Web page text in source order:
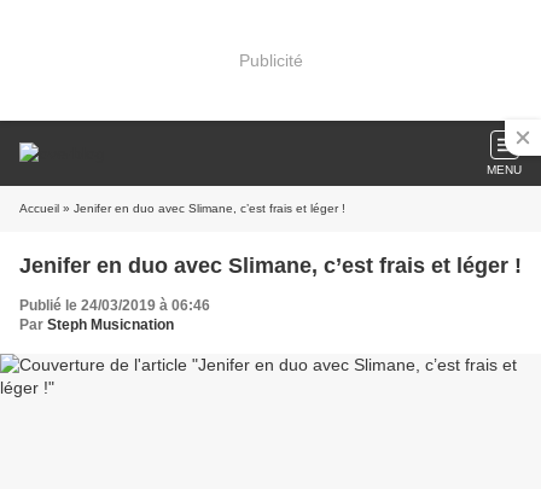
Publicité
MENU
Accueil » Jenifer en duo avec Slimane, c’est frais et léger !
Jenifer en duo avec Slimane, c’est frais et léger !
Publié le 24/03/2019 à 06:46
Par Steph Musicnation